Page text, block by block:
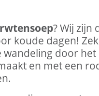
? Wij zijn
koude dagen!
wandeling door
en met een